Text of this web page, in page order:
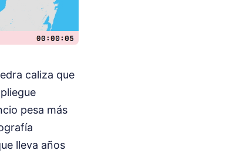
caliza que
pesa más
lleva años